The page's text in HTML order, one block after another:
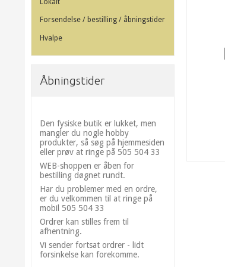
Lokalt
Forsendelse / bestilling / åbningstider
Hvalpe
Åbningstider
Den fysiske butik er lukket, men
mangler du nogle hobby
produkter, så søg på hjemmesiden
eller prøv at ringe på 505 504 33
WEB-shoppen er åben for
bestilling døgnet rundt.
Har du problemer med en ordre,
er du velkommen til at ringe på
mobil 505 504 33
Ordrer kan stilles frem til
afhentning.
Vi sender fortsat ordrer - lidt
forsinkelse kan forekomme.